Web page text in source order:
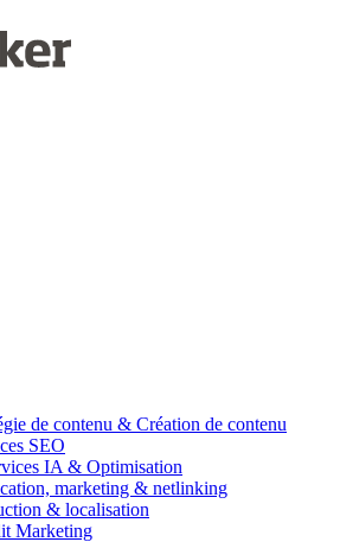
de contenu & Création de contenu
SEO
IA & Optimisation
marketing & netlinking
& localisation
Marketing